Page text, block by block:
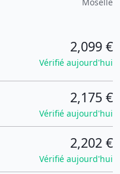
2,099 €
Vérifié aujourd'hui
2,175 €
Vérifié aujourd'hui
2,202 €
Vérifié aujourd'hui